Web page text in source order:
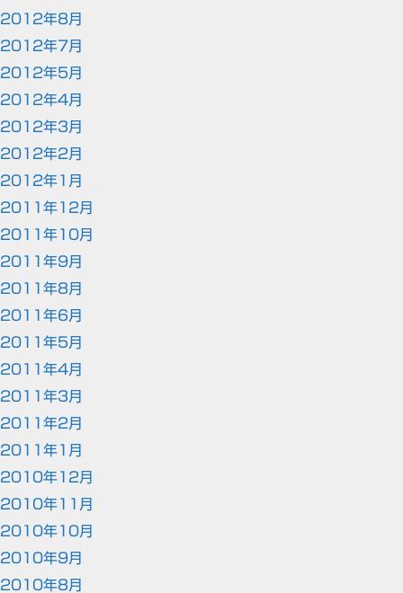
2012年8月
2012年7月
2012年5月
2012年4月
2012年3月
2012年2月
2012年1月
2011年12月
2011年10月
2011年9月
2011年8月
2011年6月
2011年5月
2011年4月
2011年3月
2011年2月
2011年1月
2010年12月
2010年11月
2010年10月
2010年9月
2010年8月